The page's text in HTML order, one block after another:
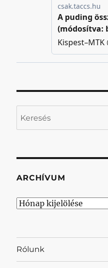
ARCHÍVUM
Archívum
Rólunk